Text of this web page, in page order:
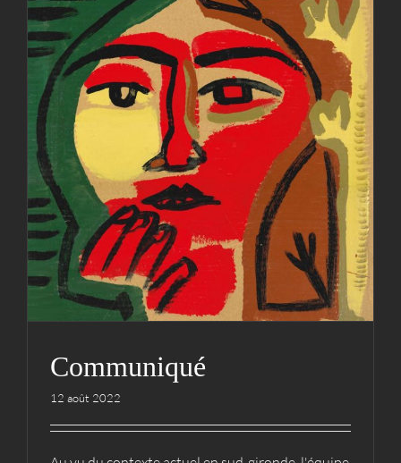
Communiqué
Actualités Hestejada
Communiqué
12 août 2022